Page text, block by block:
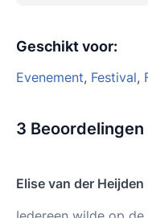
Geschikt voor:
Evenement, Festival,
3 Beoordelingen
Elise van der Heijden